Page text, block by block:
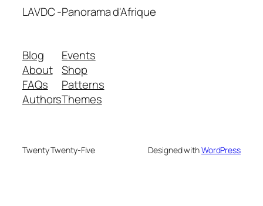
LAVDC -Panorama d'Afrique
Blog
About
FAQs
Authors
Events
Shop
Patterns
Themes
Twenty Twenty-Five Designed withWordPress